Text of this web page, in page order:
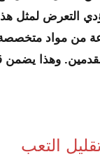
التعرض لمثل
من مواد
وهذا يضمن
التعب